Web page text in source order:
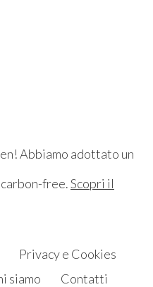
Abbiamo adottato un
free.Scopri il
Privacy e Cookies
siamo
Contatti